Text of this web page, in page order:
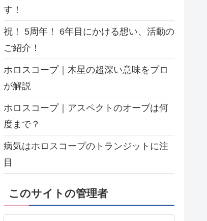
す！
祝！ 5周年！ 6年目にかける想い、活動の
ご紹介！
ホロスコープ｜木星の超深い意味をプロ
が解説
ホロスコープ｜アスペクトのオーブは何
度まで？
病気はホロスコープのトランジットに注
目
このサイトの管理者